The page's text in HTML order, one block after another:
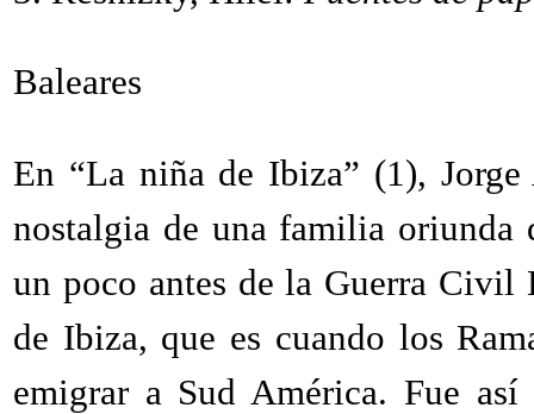
Baleares
En “La niña de Ibiza” (1),
nostalgia de una familia oriunda
un poco antes de la Guerra Civil
de Ibiza, que es cuando los
emigrar a Sud América. Fue